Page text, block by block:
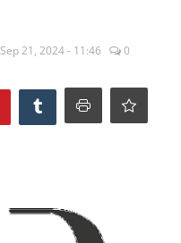
Sep 21, 2024 - 11:46 0